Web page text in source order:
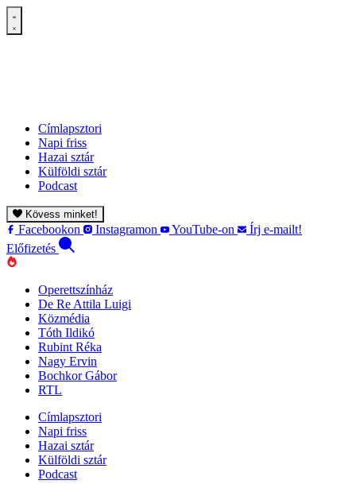
Címlapsztori
Napi friss
Hazai sztár
Külföldi sztár
Podcast
Kövess minket!
Facebookon Instagramon YouTube-on
Írj e-mailt!
Előfizetés
Operettszínház
De Re Attila Luigi
Közmédia
Tóth Ildikó
Rubint Réka
Nagy Ervin
Bochkor Gábor
RTL
Címlapsztori
Napi friss
Hazai sztár
Külföldi sztár
Podcast